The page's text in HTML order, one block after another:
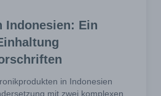
Ein
in Indonesien
mit zwei komplexen